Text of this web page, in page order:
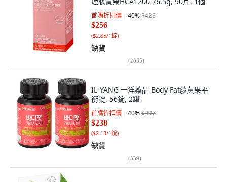
首購折扣價 40%$428
$256
($2.85/1錠)
缺貨
(2835)
IL-YANG 一洋藥品 Body Fat藤黃果平
衡錠, 56錠, 2罐
首購折扣價 40%$397
$238
($2.13/1錠)
缺貨
(339)